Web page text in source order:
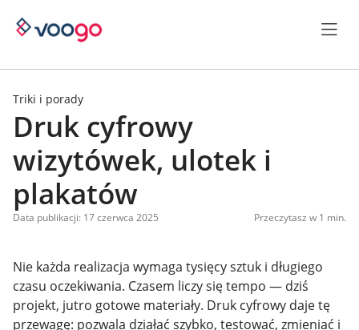
Triki i porady
Druk cyfrowy
wizytówek, ulotek i
plakatów
Data publikacji: 17 czerwca 2025 Przeczytasz w 1 min.
Nie każda realizacja wymaga tysięcy sztuk i długiego
czasu oczekiwania. Czasem liczy się tempo — dziś
projekt, jutro gotowe materiały. Druk cyfrowy daje tę
przewagę: pozwala działać szybko, testować, zmieniać i